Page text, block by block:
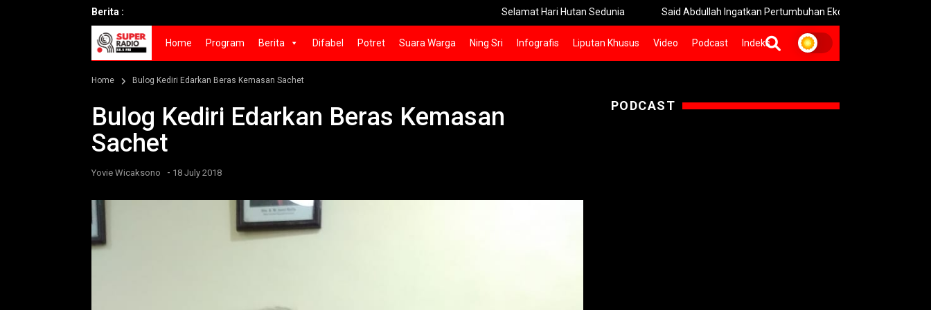
Berita : Selamat Hari Hutan Sedunia Said Abdullah Ingatkan Pertumbuhan Ekonomi 5,29% Bersifat Sementara
Home Program Berita Difabel Potret Suara Warga Ning Sri Infografis Liputan Khusus Video Podcast Indeks
Home Bulog Kediri Edarkan Beras Kemasan Sachet
Bulog Kediri Edarkan Beras Kemasan
Sachet
Yovie Wicaksono - 18 July 2018
PODCAST